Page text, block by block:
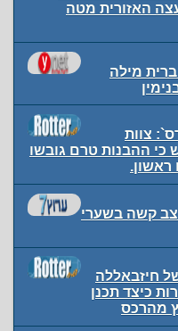
האזורית מטה
מילה
צוות
כי ההבנות טרם גובשו
ראשון.
קשה בשערי
חיזבאללה
כיצד תכנן
מהרכס